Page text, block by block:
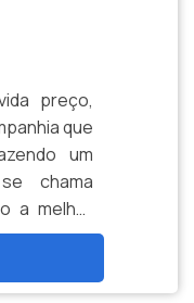
preço,
que
um
chama
a melhor
do
de vida,
achar